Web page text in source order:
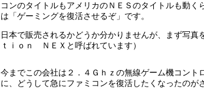
コンのタイトルもアメリカのＮＥＳのタイトルも動く
は「ゲーミングを復活させるぞ」です。
日本で販売されるかどうか分かりませんが、まず写真
ｔｉｏｎ ＮＥＸと呼ばれています）
今までこの会社は２．４Ｇｈｚの無線ゲーム機コント
に、どうして急にファミコンを復活したくなったのが